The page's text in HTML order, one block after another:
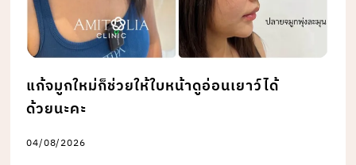
แก้จมูกใหม่ก็ช่วยให้ใบหน้าดูอ่อนเยาว์ได้
ด้วยนะคะ
04/08/2026